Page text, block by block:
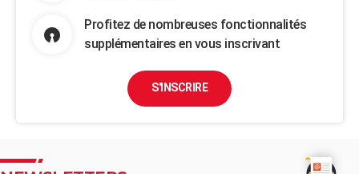
Profitez de nombreuses fonctionnalités
supplémentaires en vous inscrivant
S'INSCRIRE